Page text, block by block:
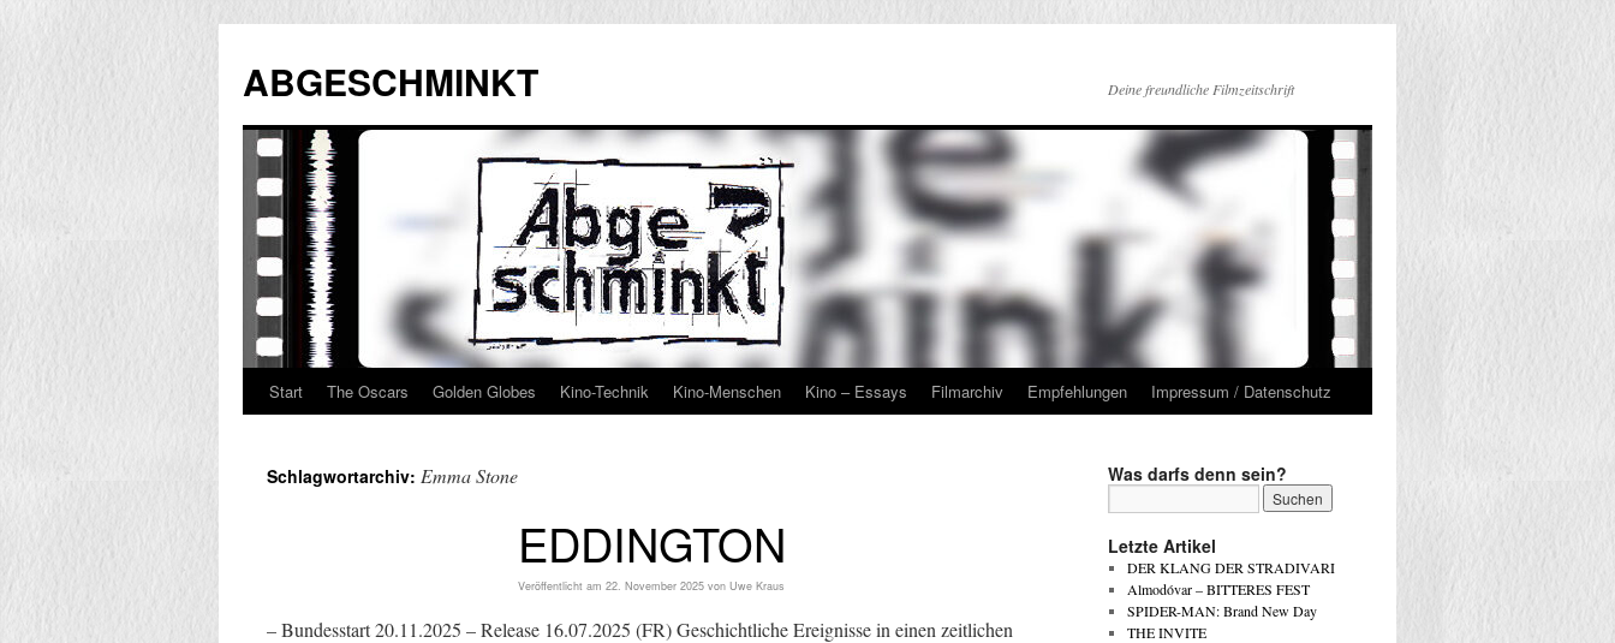
springen
ABGESCHMINKT Deine freundliche Filmzeitschrift
Start The Oscars Golden Globes Kino-Technik Kino-Menschen Kino – Essays Filmarchiv Empfehlungen Impressum / Datenschutz
Schlagwortarchiv: Emma Stone
EDDINGTON
Veröffentlicht am 22. November 2025 von Uwe Kraus
– Bundesstart 20.11.2025 – Release 16.07.2025 (FR) Geschichtliche Ereignisse in einen zeitlichen
Was darfs denn sein?
Letzte Artikel
DER KLANG DER STRADIVARI
Almodóvar – BITTERES FEST
SPIDER-MAN: Brand New Day
THE INVITE